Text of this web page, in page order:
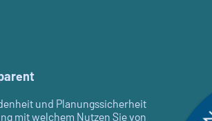
und Planungssicherheit
mit welchem Nutzen Sie von